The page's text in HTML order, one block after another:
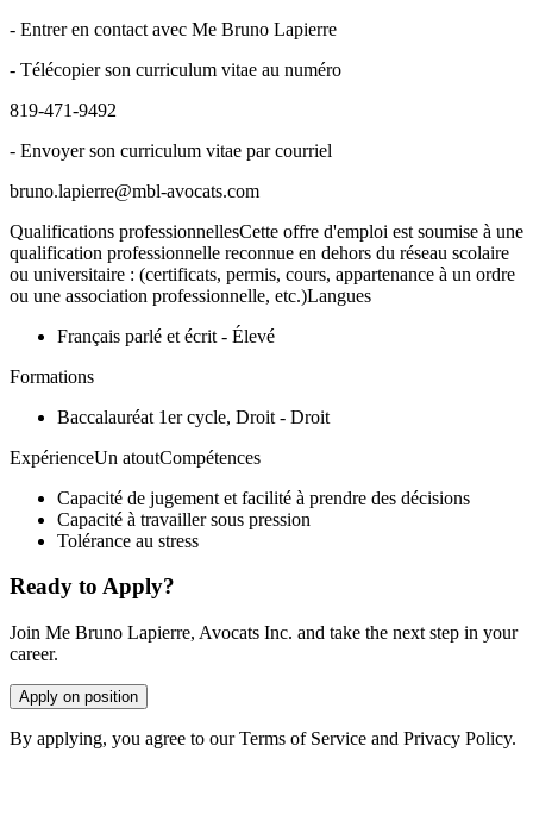
- Entrer en contact avec Me Bruno Lapierre
- Télécopier son curriculum vitae au numéro
819-471-9492
- Envoyer son curriculum vitae par courriel
bruno.lapierre@mbl-avocats.com
Qualifications professionnellesCette offre d'emploi est soumise à une
qualification professionnelle reconnue en dehors du réseau scolaire
ou universitaire : (certificats, permis, cours, appartenance à un ordre
ou une association professionnelle, etc.)Langues
Français parlé et écrit - Élevé
Formations
Baccalauréat 1er cycle, Droit - Droit
ExpérienceUn atoutCompétences
Capacité de jugement et facilité à prendre des décisions
Capacité à travailler sous pression
Tolérance au stress
Ready to Apply?
Join Me Bruno Lapierre, Avocats Inc. and take the next step in your
career.
Apply on position
By applying, you agree to our Terms of Service and Privacy Policy.